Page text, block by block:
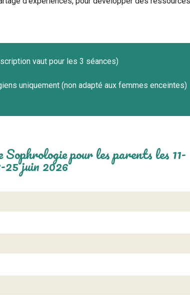
vaut pour les 3 séances)
uniquement (non adapté aux femmes enceintes)
pour les parents les 11-
25 juin 2026